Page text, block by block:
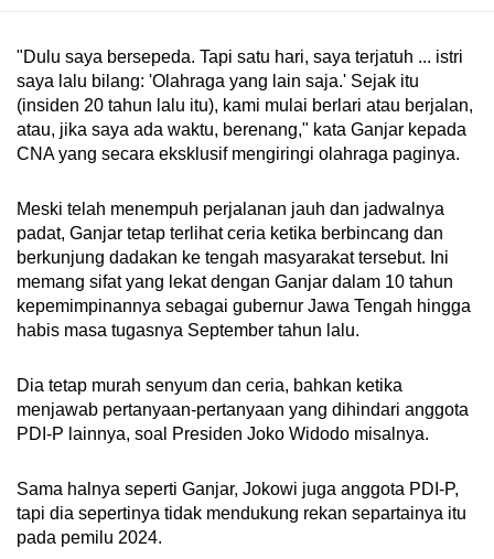
"Dulu saya bersepeda. Tapi satu hari, saya terjatuh ... istri
saya lalu bilang: 'Olahraga yang lain saja.' Sejak itu
(insiden 20 tahun lalu itu), kami mulai berlari atau berjalan,
atau, jika saya ada waktu, berenang," kata Ganjar kepada
CNA yang secara eksklusif mengiringi olahraga paginya.
Meski telah menempuh perjalanan jauh dan jadwalnya
padat, Ganjar tetap terlihat ceria ketika berbincang dan
berkunjung dadakan ke tengah masyarakat tersebut. Ini
memang sifat yang lekat dengan Ganjar dalam 10 tahun
kepemimpinannya sebagai gubernur Jawa Tengah hingga
habis masa tugasnya September tahun lalu.
Dia tetap murah senyum dan ceria, bahkan ketika
menjawab pertanyaan-pertanyaan yang dihindari anggota
PDI-P lainnya, soal Presiden Joko Widodo misalnya.
Sama halnya seperti Ganjar, Jokowi juga anggota PDI-P,
tapi dia sepertinya tidak mendukung rekan separtainya itu
pada pemilu 2024.